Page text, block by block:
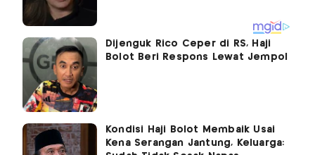
Dijenguk Rico Ceper di RS, Haji
Bolot Beri Respons Lewat Jempol
Kondisi Haji Bolot Membaik Usai
Kena Serangan Jantung, Keluarga: